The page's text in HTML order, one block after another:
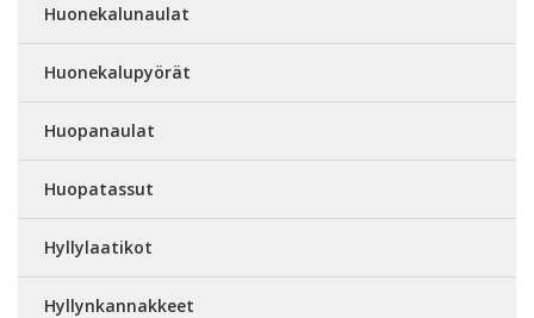
Huonekalunaulat
Huonekalupyörät
Huopanaulat
Huopatassut
Hyllylaatikot
Hyllynkannakkeet